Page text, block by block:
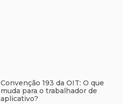
Convenção 193 da OIT: O que
muda para o trabalhador de
aplicativo?